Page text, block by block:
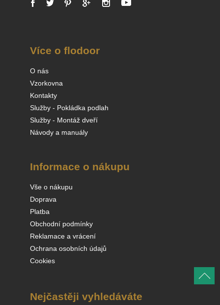
Více o flodoor
O nás
Vzorkovna
Kontakty
Služby - Pokládka podlah
Služby - Montáž dveří
Návody a manuály
Informace o nákupu
Vše o nákupu
Doprava
Platba
Obchodní podmínky
Reklamace a vrácení
Ochrana osobních údajů
Cookies
Nejčastěji vyhledáváte